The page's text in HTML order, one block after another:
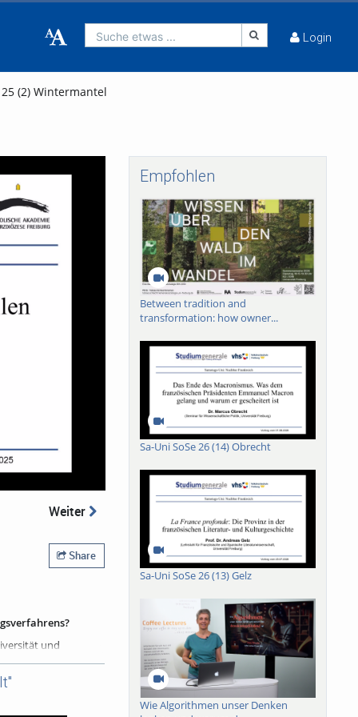
Suche etwas ... Login
25 (2) Wintermantel
Weiter
Share
und
vielerorts ab.
werden müssen,
Bienen
Empfohlen
Between tradition and
transformation: how owner...
Sa-Uni SoSe 26 (14) Obrecht
Sa-Uni SoSe 26 (13) Gelz
Wie Algorithmen unser Denken